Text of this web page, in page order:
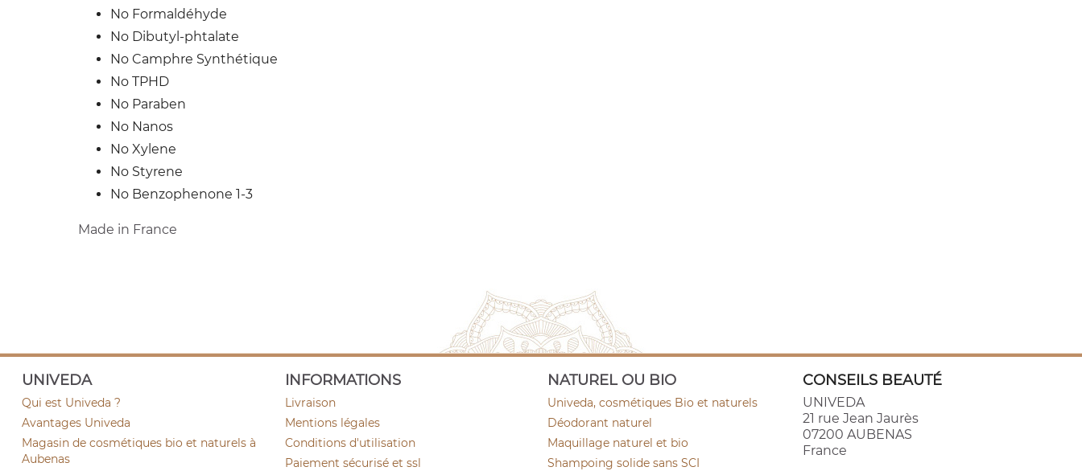
No Formaldéhyde
No Dibutyl-phtalate
No Camphre Synthétique
No TPHD
No Paraben
No Nanos
No Xylene
No Styrene
No Benzophenone 1-3
Made in France
UNIVEDA
Qui est Univeda ?
Avantages Univeda
Magasin de cosmétiques bio et naturels à
Aubenas
INFORMATIONS
Livraison
Mentions légales
Conditions d'utilisation
Paiement sécurisé et ssl
NATUREL OU BIO
Univeda, cosmétiques Bio et naturels
Déodorant naturel
Maquillage naturel et bio
Shampoing solide sans SCI
CONSEILS BEAUTÉ
UNIVEDA
21 rue Jean Jaurès
07200 AUBENAS
France